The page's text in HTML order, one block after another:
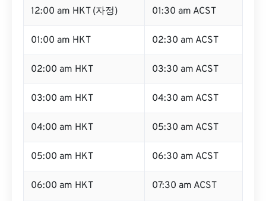
12:00 am HKT (자정) 01:30 am ACST
01:00 am HKT 02:30 am ACST
02:00 am HKT 03:30 am ACST
03:00 am HKT 04:30 am ACST
04:00 am HKT 05:30 am ACST
05:00 am HKT 06:30 am ACST
06:00 am HKT 07:30 am ACST